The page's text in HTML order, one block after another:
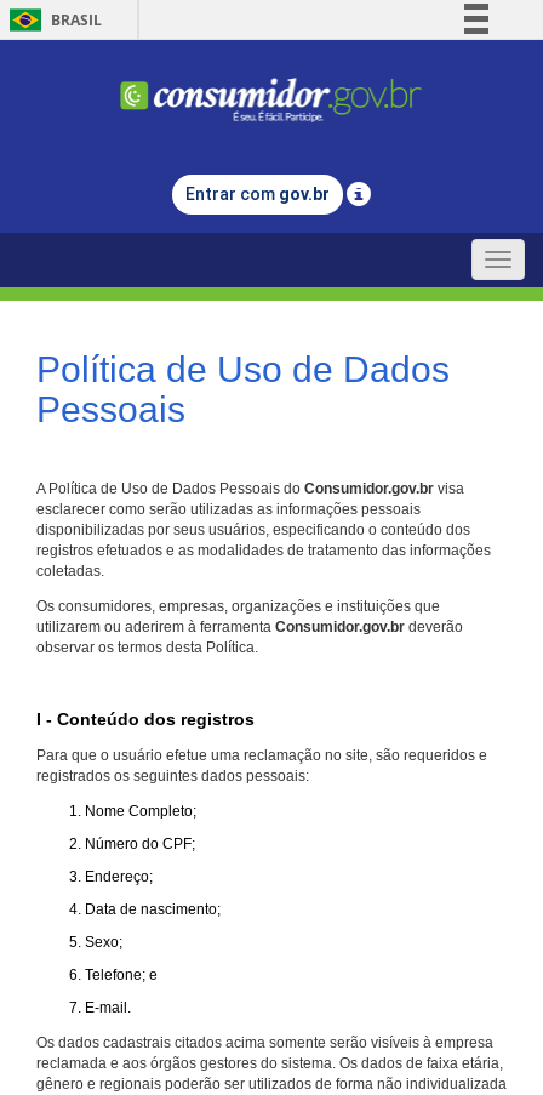
BRASIL
Comunica BR
Legislação
Entrar com gov.br
Toggle
Política de Uso de Dados
Pessoais
A Política de Uso de Dados Pessoais do Consumidor.gov.br visa
esclarecer como serão utilizadas as informações pessoais
disponibilizadas por seus usuários, especificando o conteúdo dos
registros efetuados e as modalidades de tratamento das informações
coletadas.
Os consumidores, empresas, organizações e instituições que
utilizarem ou aderirem à ferramenta Consumidor.gov.br deverão
observar os termos desta Política.
I - Conteúdo dos registros
Para que o usuário efetue uma reclamação no site, são requeridos e
registrados os seguintes dados pessoais:
Nome Completo;
Número do CPF;
Endereço;
Data de nascimento;
Sexo;
Telefone; e
E-mail.
Os dados cadastrais citados acima somente serão visíveis à empresa
reclamada e aos órgãos gestores do sistema. Os dados de faixa etária,
gênero e regionais poderão ser utilizados de forma não individualizada